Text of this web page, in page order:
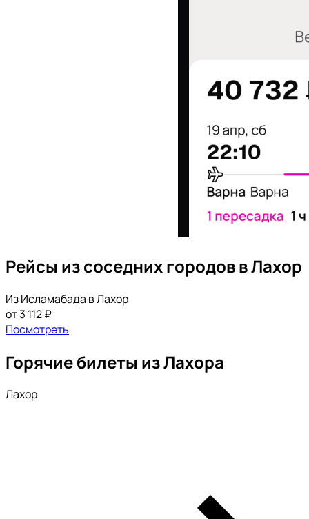
Рейсы из соседних городов в Лахор
Из Исламабада в Лахор
от 3 112 ₽
Посмотреть
Горячие билеты из Лахора
Лахор